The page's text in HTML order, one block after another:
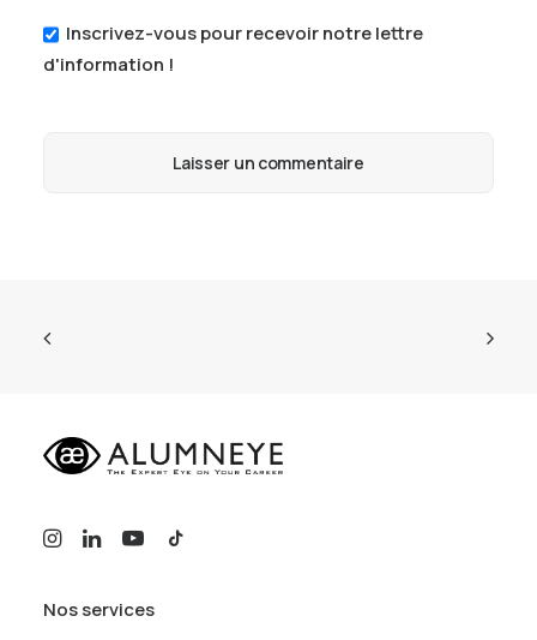
Inscrivez-vous pour recevoir notre lettre
d'information !
Nos services